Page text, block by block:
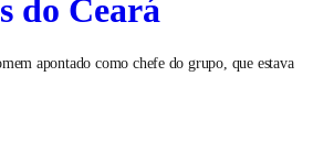
do Ceará
apontado como chefe do grupo, que estava